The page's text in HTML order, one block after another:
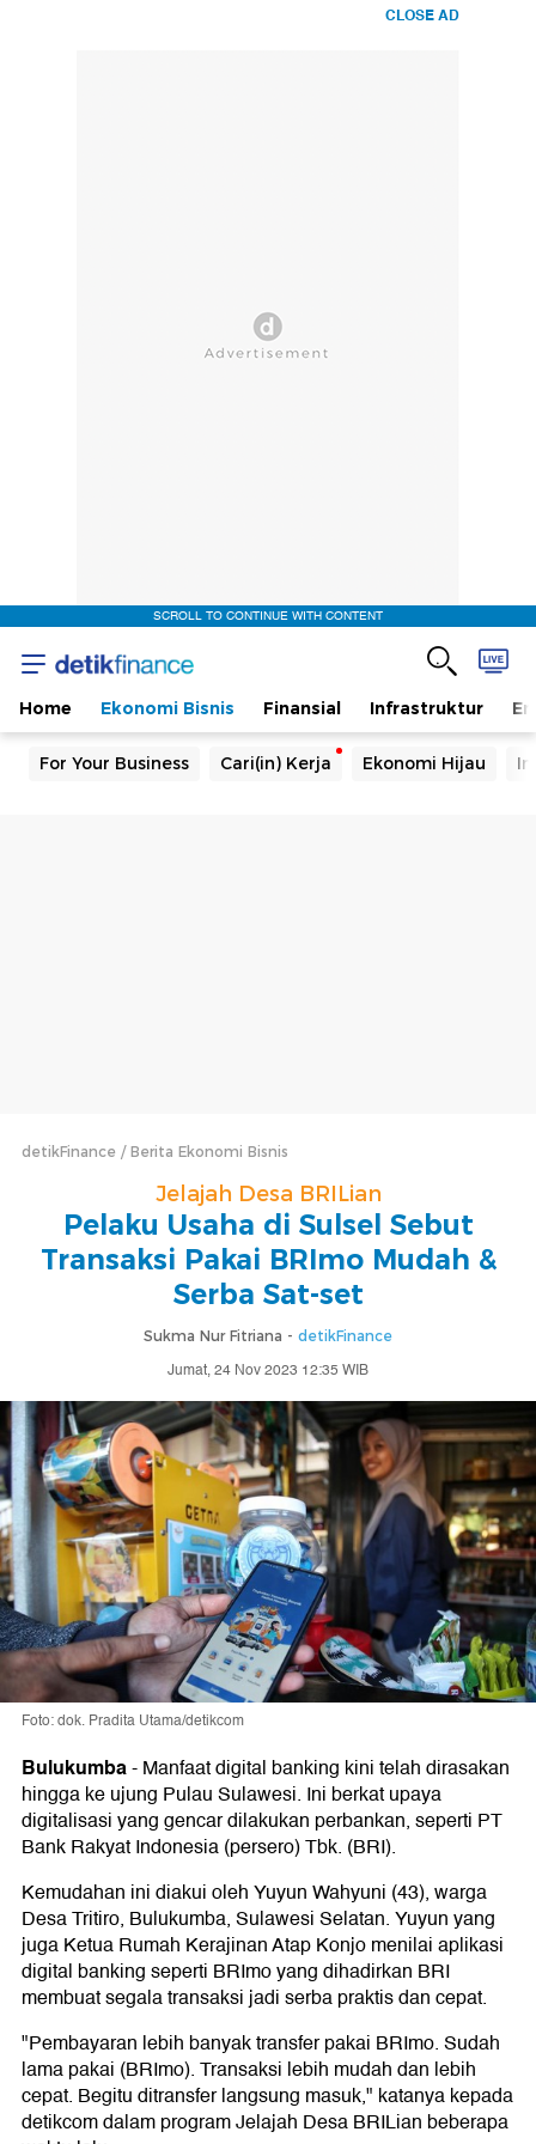
CLOSE AD
SCROLL TO CONTINUE WITH CONTENT
Home Ekonomi Bisnis Finansial Infrastruktur
For Your Business Cari(in) Kerja Ekonomi Hijau
detikFinance Berita Ekonomi Bisnis
Jelajah Desa BRILian
Pelaku Usaha di Sulsel Sebut
Transaksi Pakai BRImo Mudah &
Serba Sat-set
Sukma Nur Fitriana - detikFinance
Jumat, 24 Nov 2023 12:35 WIB
Foto: dok. Pradita Utama/detikcom
Bulukumba-Manfaat digital banking kini telah dirasakan
hingga ke ujung Pulau Sulawesi. Ini berkat upaya
digitalisasi yang gencar dilakukan perbankan, seperti PT
Bank Rakyat Indonesia (persero) Tbk. (BRI).
Kemudahan ini diakui oleh Yuyun Wahyuni (43), warga
Desa Tritiro, Bulukumba, Sulawesi Selatan. Yuyun yang
juga Ketua Rumah Kerajinan Atap Konjo menilai aplikasi
digital banking seperti BRImo yang dihadirkan BRI
membuat segala transaksi jadi serba praktis dan cepat.
"Pembayaran lebih banyak transfer pakai BRImo. Sudah
lama pakai (BRImo). Transaksi lebih mudah dan lebih
cepat. Begitu ditransfer langsung masuk," katanya kepada
detikcom dalam program Jelajah Desa BRILian beberapa